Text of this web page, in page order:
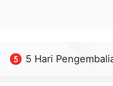
5 Hari